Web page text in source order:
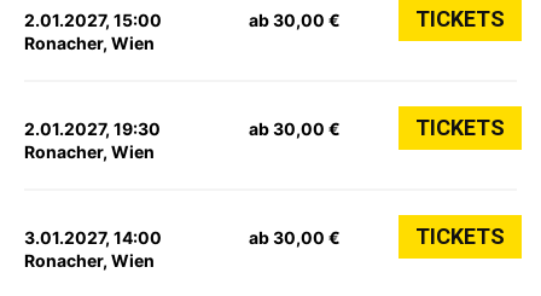
2.01.2027, 15:00
Ronacher, Wien
ab 30,00 € TICKETS
2.01.2027, 19:30
Ronacher, Wien
ab 30,00 € TICKETS
3.01.2027, 14:00
Ronacher, Wien
ab 30,00 € TICKETS